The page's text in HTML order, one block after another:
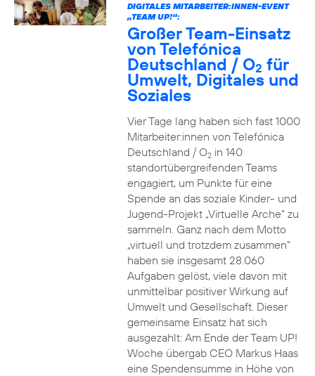
DIGITALES MITARBEITER:INNEN-EVENT
„TEAM UP!“:
Großer Team-Einsatz
von Telefónica
Deutschland / O2 für
Umwelt, Digitales und
Soziales
Vier Tage lang haben sich fast 1000
Mitarbeiter:innen von Telefónica
Deutschland / O2in 140
standortübergreifenden Teams
engagiert, um Punkte für eine
Spende an das soziale Kinder- und
Jugend-Projekt „Virtuelle Arche“ zu
sammeln. Ganz nach dem Motto
„virtuell und trotzdem zusammen“
haben sie insgesamt 28.060
Aufgaben gelöst, viele davon mit
unmittelbar positiver Wirkung auf
Umwelt und Gesellschaft. Dieser
gemeinsame Einsatz hat sich
ausgezahlt: Am Ende der Team UP!
Woche übergab CEO Markus Haas
eine Spendensumme in Höhe von